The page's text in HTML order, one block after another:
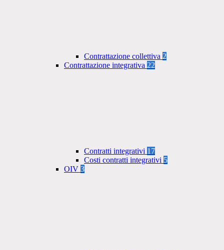
Contrattazione collettiva 2
Contrattazione integrativa 22
Contratti integrativi 17
Costi contratti integrativi 5
OIV 3